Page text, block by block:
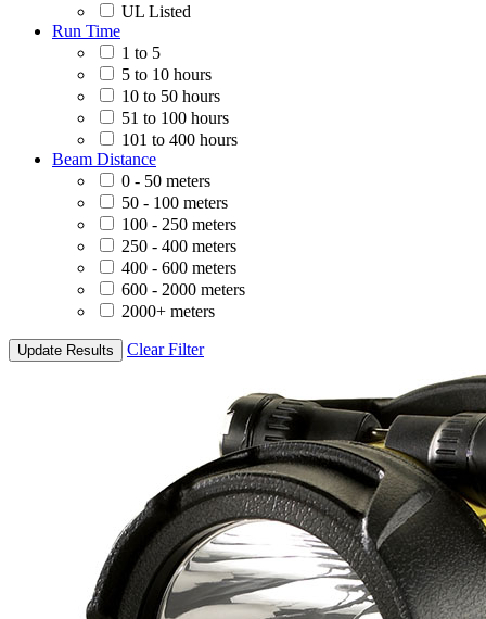
UL Listed
Run Time
1 to 5
5 to 10 hours
10 to 50 hours
51 to 100 hours
101 to 400 hours
Beam Distance
0 - 50 meters
50 - 100 meters
100 - 250 meters
250 - 400 meters
400 - 600 meters
600 - 2000 meters
2000+ meters
Update Results Clear Filter